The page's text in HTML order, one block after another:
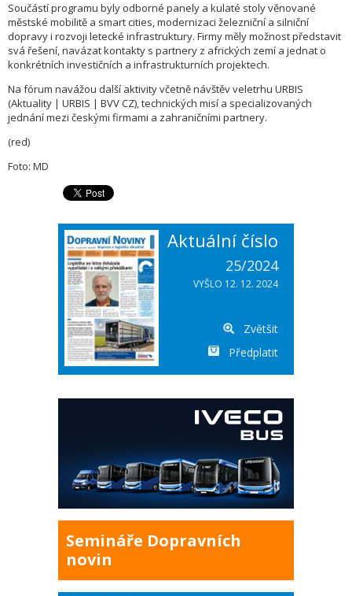
Součástí programu byly odborné panely a kulaté stoly věnované
městské mobilitě a smart cities, modernizaci železniční a silniční
dopravy i rozvoji letecké infrastruktury. Firmy měly možnost představit
svá řešení, navázat kontakty s partnery z afrických zemí a jednat o
konkrétních investičních a infrastrukturních projektech.
Na fórum navážou další aktivity včetně návštěv veletrhu URBIS
(Aktuality | URBIS | BVV CZ), technických misí a specializovaných
jednání mezi českými firmami a zahraničními partnery.
(red)
Foto: MD
Aktuální číslo
25/2024
VYŠLO 12. 12. 2024
Zvětšit
Předplatit
Semináře Dopravních
novin